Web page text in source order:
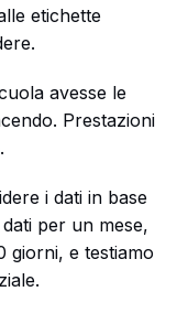
etichette
avesse le
Prestazioni
i dati in base
per un mese,
giorni, e testiamo